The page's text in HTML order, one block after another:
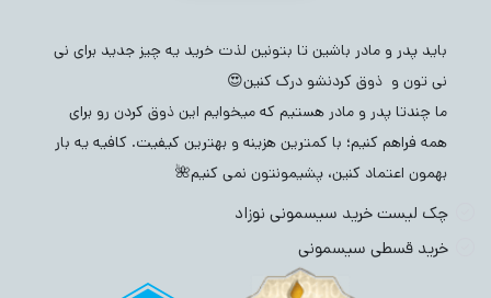
باید پدر و مادر باشین تا بتونین لذت خرید یه چیز جدید برای نی
نی تون و ذوق کردنشو درک کنین😍
ما چندتا پدر و مادر هستیم که میخوایم این ذوق کردن رو برای
همه فراهم کنیم؛ با کمترین هزینه و بهترین کیفیت. کافیه یه بار
بهمون اعتماد کنین، پشیمونتون نمی کنیم🌺
چک لیست خرید سیسمونی نوزاد
خرید قسطی سیسمونی